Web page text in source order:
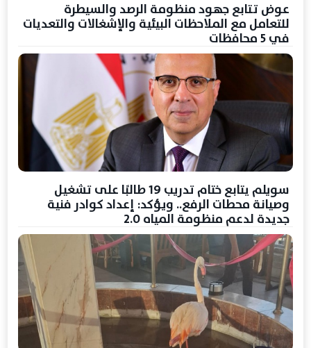
عوض تتابع جهود منظومة الرصد والسيطرة
للتعامل مع الملاحظات البيئية والإشغالات والتعديات
في 5 محافظات
سويلم يتابع ختام تدريب 19 طالبًا على تشغيل
وصيانة محطات الرفع.. ويؤكد: إعداد كوادر فنية
جديدة لدعم منظومة المياه 2.0